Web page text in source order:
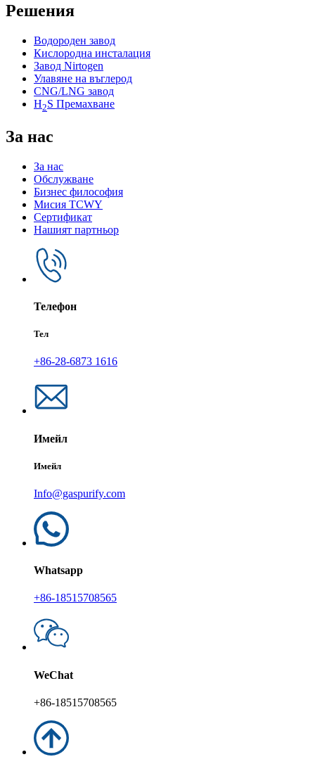
Решения
Водороден завод
Кислородна инсталация
Завод Nirtogen
Улавяне на въглерод
CNG/LNG завод
H2S Премахване
За нас
За нас
Обслужване
Бизнес философия
Мисия TCWY
Сертификат
Нашият партньор
Телефон
Тел
+86-28-6873 1616
Имейл
Имейл
Info@gaspurify.com
Whatsapp
+86-18515708565
WeChat
+86-18515708565